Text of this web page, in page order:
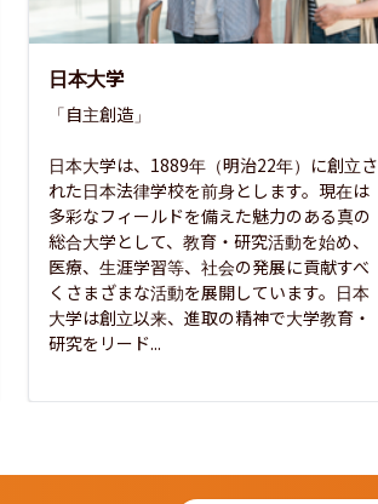
日本大学
「自主創造」
日本大学は、1889年（明治22年）に創立さ
れた日本法律学校を前身とします。現在は
多彩なフィールドを備えた魅力のある真の
総合大学として、教育・研究活動を始め、
医療、生涯学習等、社会の発展に貢献すべ
くさまざまな活動を展開しています。日本
大学は創立以来、進取の精神で大学教育・
研究をリード...